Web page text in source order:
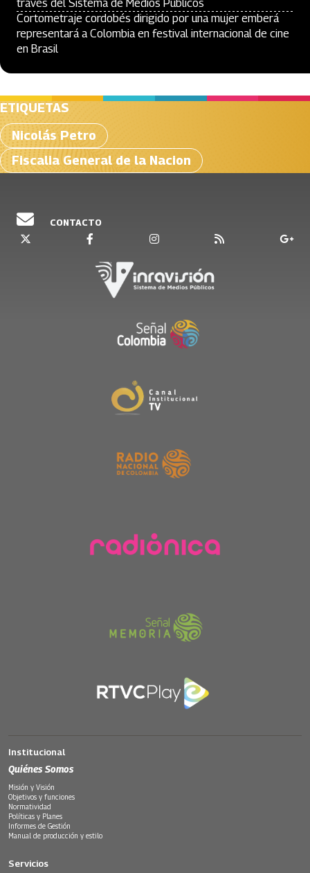
través del Sistema de Medios Públicos
Cortometraje cordobés dirigido por una mujer emberá
representará a Colombia en festival internacional de cine
en Brasil
ETIQUETAS
Nicolás Petro
Fiscalia General de la Nacion
CONTACTO
Institucional
Quiénes Somos
Misión y Visión
Objetivos y funciones
Normatividad
Políticas y Planes
Informes de Gestión
Manual de producción y estilo
Servicios